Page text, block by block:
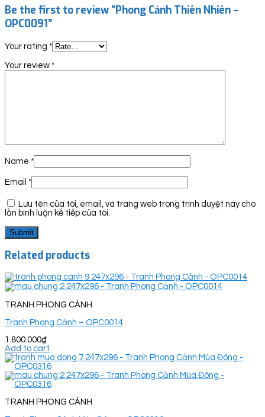
Be the first to review “Phong Cảnh Thiên Nhiên –
OPC0091”
Your rating *
Your review *
Name *
Email *
Lưu tên của tôi, email, và trang web trong trình duyệt này cho
lần bình luận kế tiếp của tôi.
Related products
TRANH PHONG CẢNH
Tranh Phong Cảnh – OPC0014
1.800.000₫
Add to cart
TRANH PHONG CẢNH